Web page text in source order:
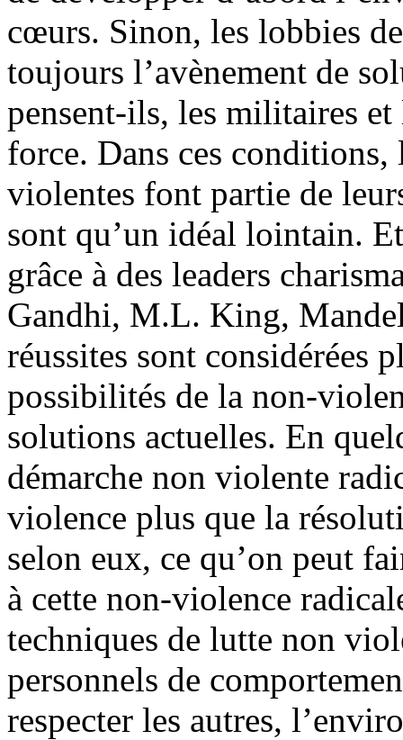
cœurs. Sinon, les lobbies
toujours l’avènement de
pensent-ils, les militaires
force. Dans ces conditions,
violentes font partie de
sont qu’un idéal lointain.
grâce à des leaders
Gandhi, M.L. King,
réussites sont considérées
possibilités de la non-
solutions actuelles. En
démarche non violente
violence plus que la
selon eux, ce qu’on peut
à cette non-violence
techniques de lutte non
personnels de
respecter les autres,